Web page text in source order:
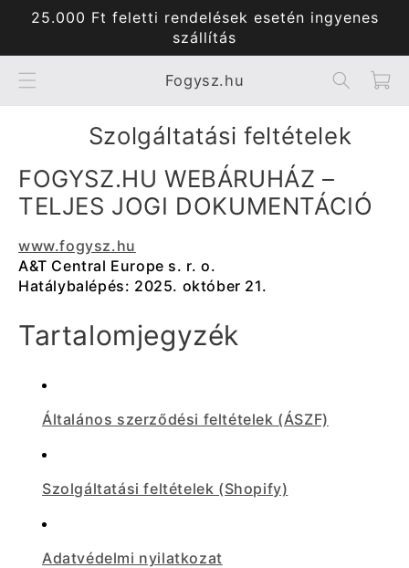
Ugrás a
tartalomhoz
25.000 Ft feletti rendelések esetén ingyenes
szállítás
Fogysz.hu Kosár
szolgáltatási feltételek
FOGYSZ.HU WEBÁRUHÁZ –
TELJES JOGI DOKUMENTÁCIÓ
www.fogysz.hu
A&T Central Europe s. r. o.
Hatálybalépés: 2025. október 21.
Tartalomjegyzék
Általános szerződési feltételek (ÁSZF)
Szolgáltatási feltételek (Shopify)
Adatvédelmi nyilatkozat